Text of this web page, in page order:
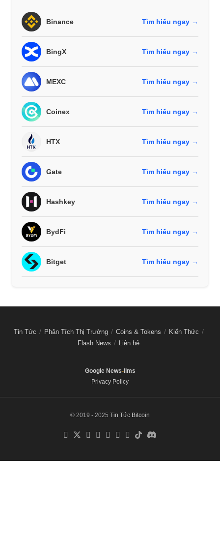
Binance Tìm hiểu ngay →
BingX Tìm hiểu ngay →
MEXC Tìm hiểu ngay →
Coinex Tìm hiểu ngay →
HTX Tìm hiểu ngay →
Gate Tìm hiểu ngay →
Hashkey Tìm hiểu ngay →
BydFi Tìm hiểu ngay →
Bitget Tìm hiểu ngay →
Tin Tức Phân Tích Thị Trường Coins & Tokens
Kiến Thức
Flash News
Liên hệ
Google News-llms
Privacy Policy
© 2019 - 2025 Tin Tức Bitcoin